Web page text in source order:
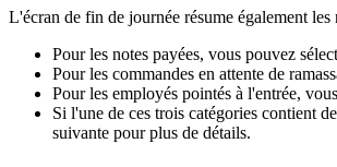
L'écran de fin de journée résume également les
Pour les notes payées, vous pouvez
Pour les commandes en attente de
Pour les employés pointés à l'entrée,
Si l'une de ces trois catégories contient
suivante pour plus de détails.